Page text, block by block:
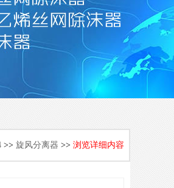
>> 旋风分离器 >> 浏览详细内容